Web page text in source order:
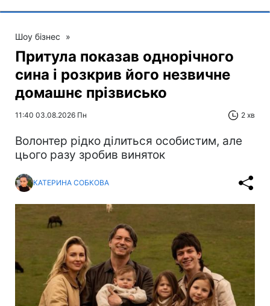
Шоу бізнес »
Притула показав однорічного
сина і розкрив його незвичне
домашнє прізвисько
11:40 03.08.2026 Пн 2 хв
Волонтер рідко ділиться особистим, але
цього разу зробив виняток
КАТЕРИНА СОБКОВА